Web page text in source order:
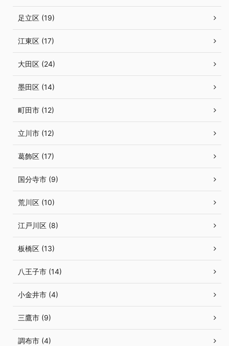
足立区 (19)
江東区 (17)
大田区 (24)
墨田区 (14)
町田市 (12)
立川市 (12)
葛飾区 (17)
国分寺市 (9)
荒川区 (10)
江戸川区 (8)
板橋区 (13)
八王子市 (14)
小金井市 (4)
三鷹市 (9)
調布市 (4)